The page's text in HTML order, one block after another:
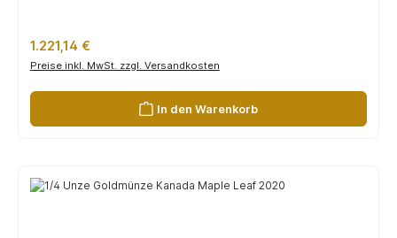
Regulärer Preis:
1.221,14 €
Preise inkl. MwSt. zzgl. Versandkosten
In den Warenkorb